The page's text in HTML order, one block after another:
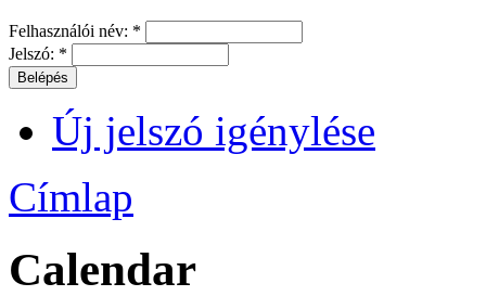
Felhasználói név: *
Jelszó: *
Új jelszó igénylése
Címlap
Calendar